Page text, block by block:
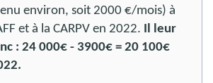
environ, soit 2000 €/mois) à
et à la CARPV en 2022.
Il leur
: 24 000€ - 3900€ = 20 100€